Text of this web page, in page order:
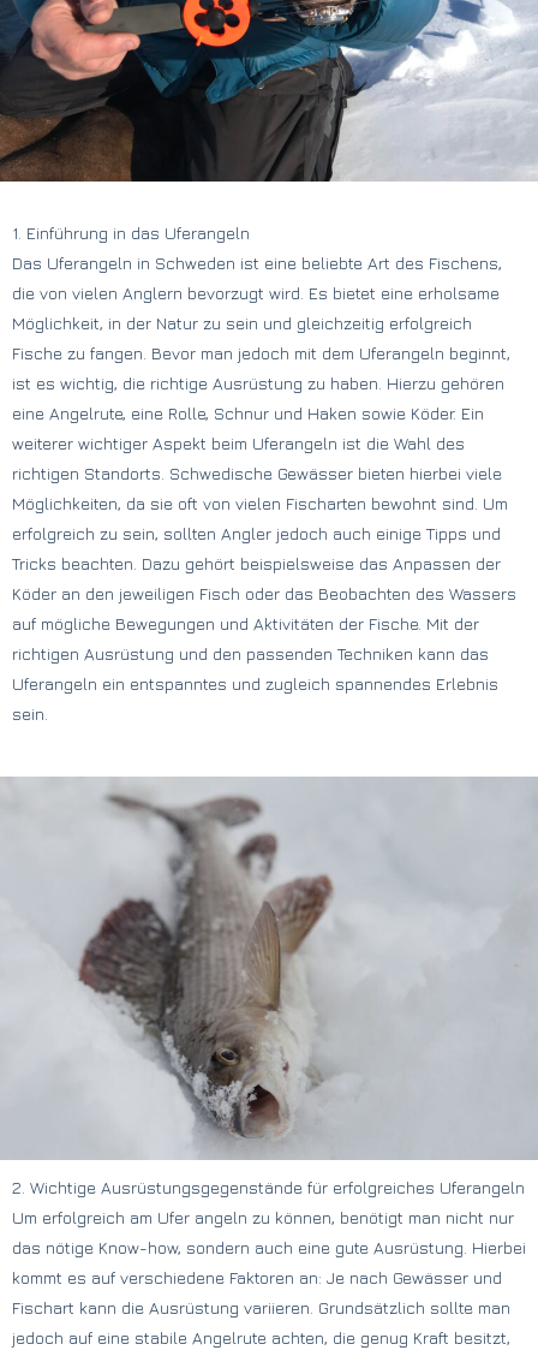
1. Einführung in das Uferangeln
Das Uferangeln in Schweden ist eine beliebte Art des Fischens,
die von vielen Anglern bevorzugt wird. Es bietet eine erholsame
Möglichkeit, in der Natur zu sein und gleichzeitig erfolgreich
Fische zu fangen. Bevor man jedoch mit dem Uferangeln beginnt,
ist es wichtig, die richtige Ausrüstung zu haben. Hierzu gehören
eine Angelrute, eine Rolle, Schnur und Haken sowie Köder. Ein
weiterer wichtiger Aspekt beim Uferangeln ist die Wahl des
richtigen Standorts. Schwedische Gewässer bieten hierbei viele
Möglichkeiten, da sie oft von vielen Fischarten bewohnt sind. Um
erfolgreich zu sein, sollten Angler jedoch auch einige Tipps und
Tricks beachten. Dazu gehört beispielsweise das Anpassen der
Köder an den jeweiligen Fisch oder das Beobachten des Wassers
auf mögliche Bewegungen und Aktivitäten der Fische. Mit der
richtigen Ausrüstung und den passenden Techniken kann das
Uferangeln ein entspanntes und zugleich spannendes Erlebnis
sein.
2. Wichtige Ausrüstungsgegenstände für erfolgreiches Uferangeln
Um erfolgreich am Ufer angeln zu können, benötigt man nicht nur
das nötige Know-how, sondern auch eine gute Ausrüstung. Hierbei
kommt es auf verschiedene Faktoren an: Je nach Gewässer und
Fischart kann die Ausrüstung variieren. Grundsätzlich sollte man
jedoch auf eine stabile Angelrute achten, die genug Kraft besitzt,